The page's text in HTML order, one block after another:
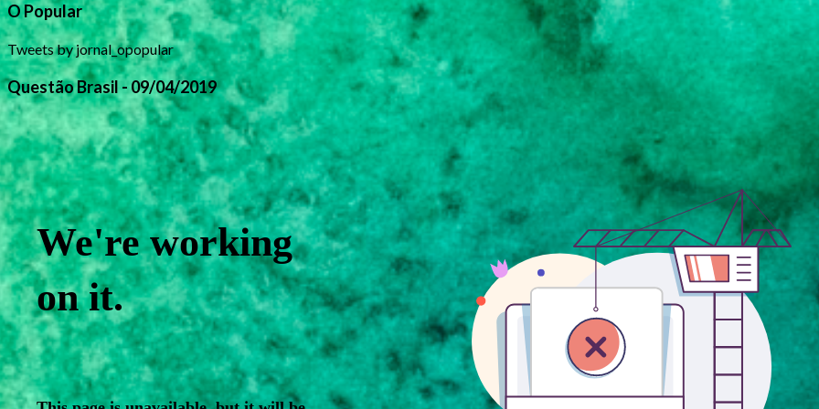
O Popular
Tweets by jornal_opopular
Questão Brasil - 09/04/2019